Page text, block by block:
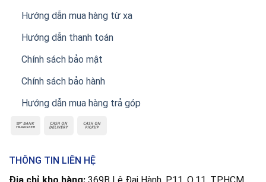
Hướng dẫn mua hàng từ xa
Hướng dẫn thanh toán
Chính sách bảo mật
Chính sách bảo hành
Hướng dẫn mua hàng trả góp
THÔNG TIN LIÊN HỆ
Địa chỉ kho hàng: 369B Lê Đại Hành, P.11, Q.11, TP.HCM